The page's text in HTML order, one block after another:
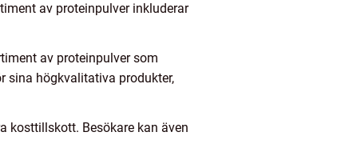
av proteinpulver inkluderar
av proteinpulver som
sina högkvalitativa produkter,
kosttillskott. Besökare kan även